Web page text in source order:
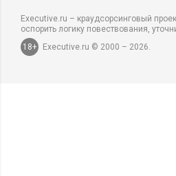
Executive.ru – краудсорсинговый
оспорить логику повествования,
18+
Executive.ru © 2000 – 2026.